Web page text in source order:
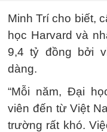
Minh Trí cho biết,
học Harvard và
9,4 tỷ đồng bởi
dàng.
“Mỗi năm, Đại
viên đến từ Việt
trường rất khó.